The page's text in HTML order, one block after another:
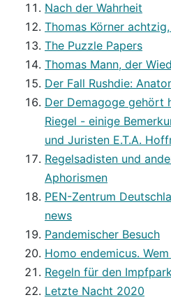
Nach der Wahrheit
Thomas Körner
The Puzzle Papers
Thomas Mann, der
Der Fall Rushdie:
Der Demagoge gehört
Riegel - einige
und Juristen E.T.A.
Regelsadisten und
Aphorismen
PEN-Zentrum
news
Pandemischer Besuch
Homo endemicus.
Regeln für den
Letzte Nacht 2020